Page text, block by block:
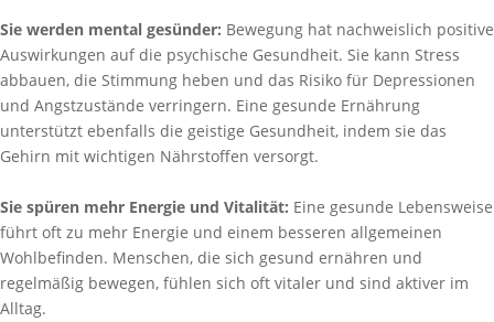
Sie werden mental gesünder: Bewegung hat nachweislich positive
Auswirkungen auf die psychische Gesundheit. Sie kann Stress
abbauen, die Stimmung heben und das Risiko für Depressionen
und Angstzustände verringern. Eine gesunde Ernährung
unterstützt ebenfalls die geistige Gesundheit, indem sie das
Gehirn mit wichtigen Nährstoffen versorgt.
Sie spüren mehr Energie und Vitalität: Eine gesunde Lebensweise
führt oft zu mehr Energie und einem besseren allgemeinen
Wohlbefinden. Menschen, die sich gesund ernähren und
regelmäßig bewegen, fühlen sich oft vitaler und sind aktiver im
Alltag.